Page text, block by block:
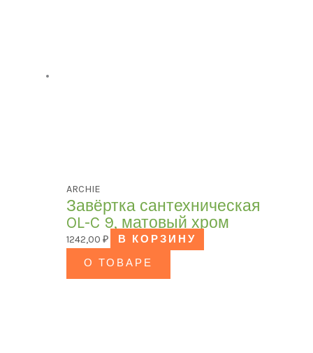
ARCHIE
Завёртка сантехническая
OL-C 9, матовый хром
1242,00₽
В КОРЗИНУ
О ТОВАРЕ